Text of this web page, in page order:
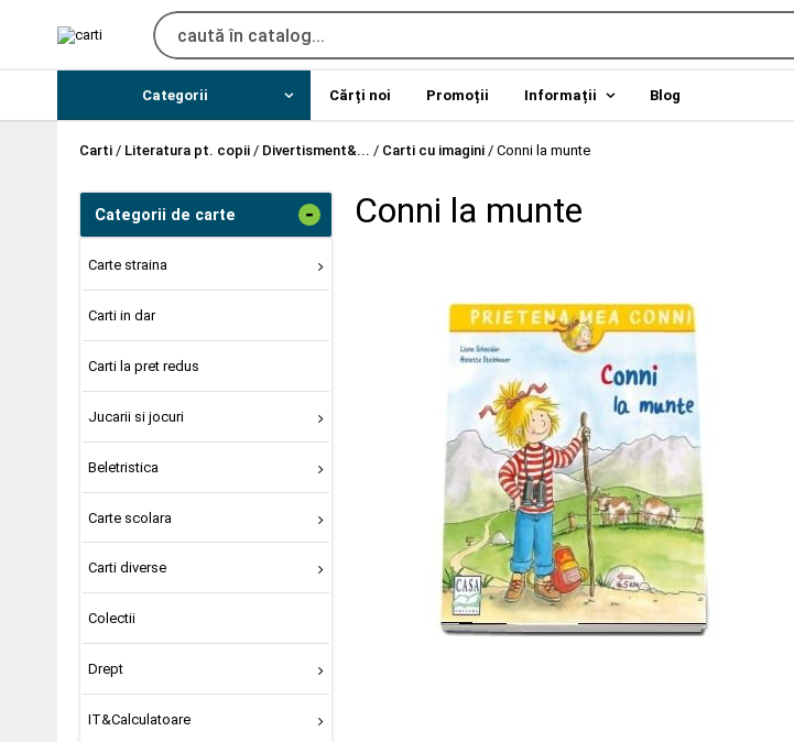
Categorii Cărți noi Promoții Informații Blog
Carti / Literatura pt. copii / Divertisment&... / Carti cu imagini / Conni la munte
Categorii de carte -
Carte straina
Carti in dar
Carti la pret redus
Jucarii si jocuri
Beletristica
Carte scolara
Carti diverse
Colectii
Drept
IT&Calculatoare
Conni la munte